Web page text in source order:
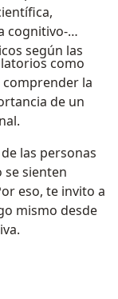
cognitivo-
según las
como
la
de un
las personas
sienten
eso, te invito a
mismo desde